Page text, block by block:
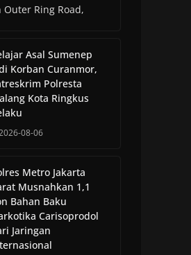
Outer Ring Road,
Asal Sumenep
Korban Curanmor,
Polresta
Kota Ringkus
08-06
Metro Jakarta
Musnahkan 1,1
Bahan Baku
Carisoprodol
Jaringan